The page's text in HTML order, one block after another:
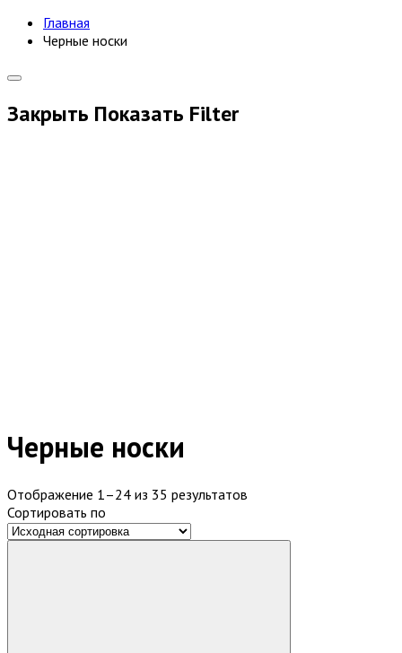
Главная
Черные носки
Закрыть Показать Filter
Черные носки
Отображение 1–24 из 35 результатов
Сортировать по